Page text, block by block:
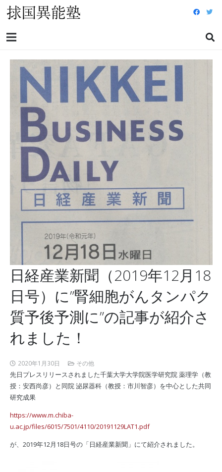
日経産業新聞（2019年12月18
日号）に”腎細胞がんタンパク
質予後予測に”の記事が紹介さ
れました！
2020年1月30日 その他
先日プレスリリースされました千葉大学大学院医学研究院 薬理学（教
授：安西尚彦）と同院 泌尿器科（教授：市川智彦）を中心とした共同
研究成果
https://www.m.chiba-
u.ac.jp/files/6015/7501/4110/20191129LAT1.pdf
が、2019年12月18日号の「日経産業新聞」にて紹介されました。